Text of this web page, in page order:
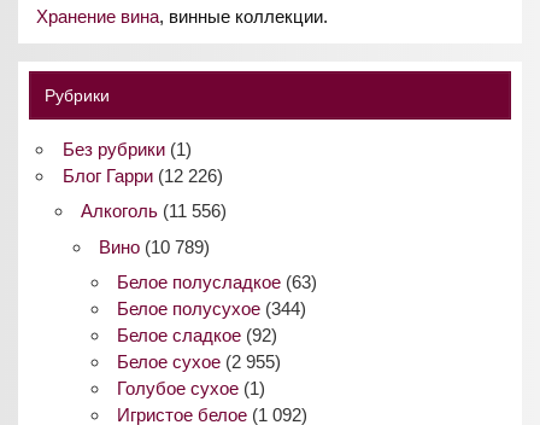
Хранение вина, винные коллекции.
Рубрики
Без рубрики(1)
Блог Гарри(12 226)
Алкоголь(11 556)
Вино(10 789)
Белое полусладкое (63)
Белое полусухое (344)
Белое сладкое (92)
Белое сухое (2 955)
Голубое сухое (1)
Игристое белое (1 092)